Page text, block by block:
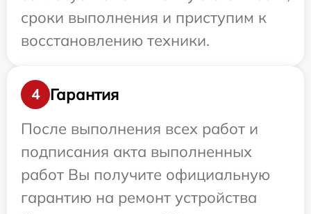
сроки выполнения и приступим к
восстановлению техники.
4
Гарантия
После выполнения всех работ и
подписания акта выполненных
работ Вы получите официальную
гарантию на ремонт устройства